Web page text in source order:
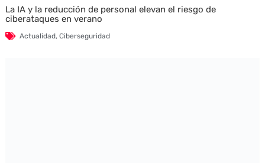
La IA y la reducción de personal elevan el riesgo de
ciberataques en verano
Actualidad, Ciberseguridad